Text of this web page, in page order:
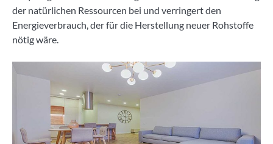
der natürlichen Ressourcen bei und verringert den
Energieverbrauch, der für die Herstellung neuer Rohstoffe
nötig wäre.